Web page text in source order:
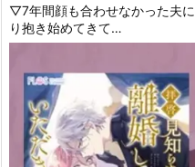
▽7年間顔も合わせなかった夫
り抱き始めてきて…